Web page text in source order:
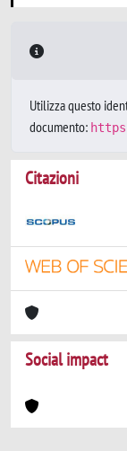
Utilizza questo
documento:
Citazioni
Social impact